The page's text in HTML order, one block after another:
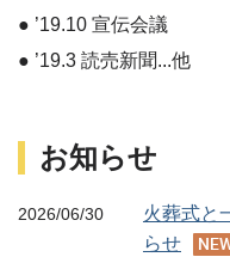
● ’19.10 宣伝会議
● ’19.3 読売新聞...他
お知らせ
2026/06/30
火葬式と
らせ